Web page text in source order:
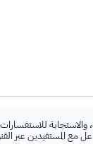
مع المستفيدين عبر